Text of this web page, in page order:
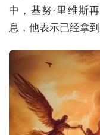
中，基努·里维斯
息，他表示已经拿到